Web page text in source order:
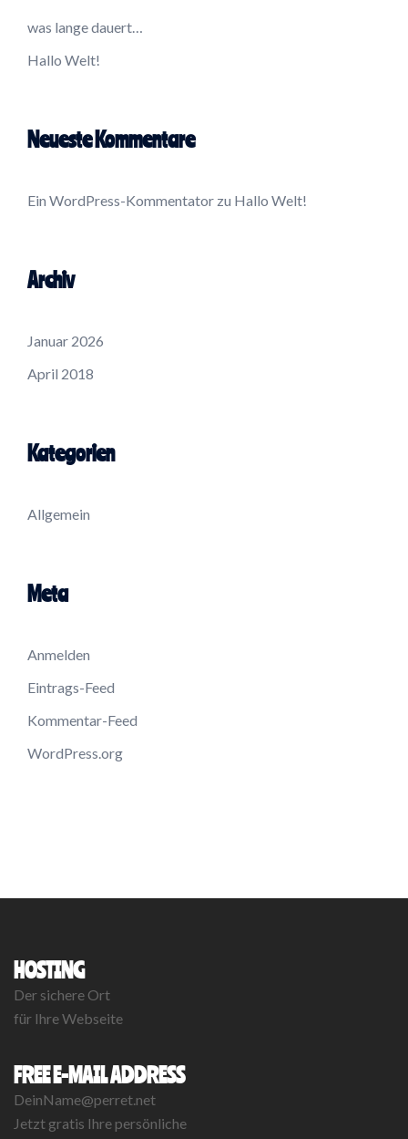
was lange dauert…
Hallo Welt!
Neueste Kommentare
Ein WordPress-Kommentator zu Hallo Welt!
Archiv
Januar 2026
April 2018
Kategorien
Allgemein
Meta
Anmelden
Eintrags-Feed
Kommentar-Feed
WordPress.org
HOSTING
Der sichere Ort
für Ihre Webseite
FREE E-MAIL ADDRESS
DeinName@perret.net
Jetzt gratis Ihre persönliche